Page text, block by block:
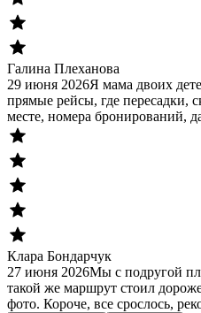
Галина Плеханова
29 июня 2026Я мама двоих
прямые рейсы, где пересадки,
месте, номера бронирований,
Клара Бондарчук
27 июня 2026Мы с подругой
такой же маршрут стоил
фото. Короче, все срослось,